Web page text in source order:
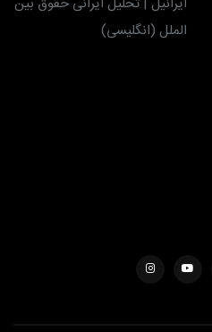
الملل (انگلیسی)